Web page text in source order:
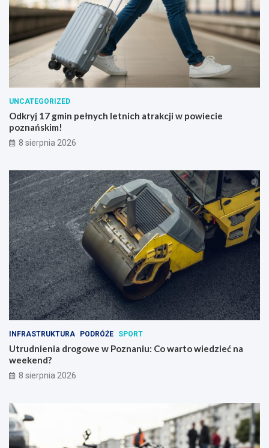
UNCATEGORIZED
Odkryj 17 gmin pełnych letnich atrakcji w powiecie
poznańskim!
8 sierpnia 2026
INFRASTRUKTURA PODRÓŻE SPORT
Utrudnienia drogowe w Poznaniu: Co warto wiedzieć na
weekend?
8 sierpnia 2026